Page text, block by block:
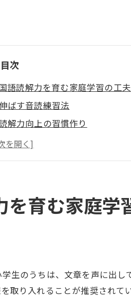
目次
語読解力を育む家庭学習の工夫
ばす音読練習法
解力向上の習慣作り
と要約トレーニング
語読解力の基本
向上に役立つ公文式の魅力
解力の具体的手順
公文式読解力強化
育む家庭学
生のうちは、文章を声に出
取り入れることが推奨されてい